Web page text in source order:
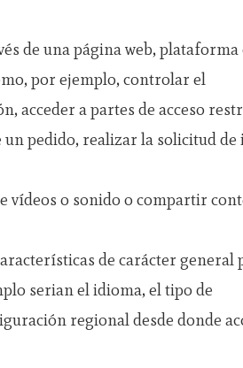
de una página web,
por ejemplo, controlar el
acceder a partes de acceso
pedido, realizar la solicitud
o sonido o compartir
de carácter
serian el idioma, el tipo de
regional desde donde